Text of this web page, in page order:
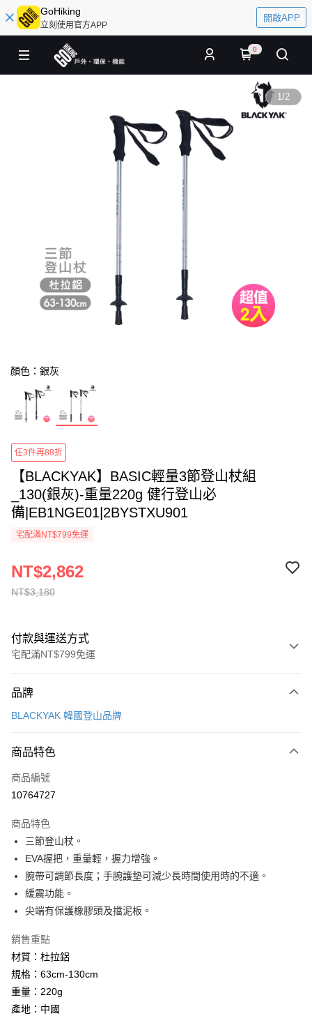
GoHiking
立刻使用官方APP
開啟APP
0
1/2
顏色：銀灰
任3件再88折
【BLACKYAK】BASIC輕量3節登山杖組
_130(銀灰)-重量220g 健行登山必
備|EB1NGE01|2BYSTXU901
宅配滿NT$799免運
NT$3,180
NT$2,862
付款與運送方式
宅配滿NT$799免運
信用卡一次付款
Apple Pay
街口支付
Google Pay
全盈+PAY
AFTEE先享後付
相關說明
【關於「AFTEE先享後付」】
便利好安心！
１．簡單：不需註冊會員、不需綁卡、不需儲值。
２．便利：只要手機號碼，簡訊認證，即可結帳。
３．安心：先確認商品／服務後，再付款。
【「AFTEE先享後付」結帳流程】
１．於結帳方式選擇「AFTEE先享後付」後，將跳轉至「AFTEE先享後付」
運送方式
宅配
每筆NT$70，滿NT$799(含以上)免運費
品牌
BLACKYAK 韓國登山品牌
商品特色
商品編號
10764727
商品特色
三節登山杖。
EVA握把，重量輕，握力增強。
腕帶可調節長度；手腕護墊可減少長時間使用時的不適。
緩震功能。
尖端有保護橡膠頭及擋泥板。
銷售重點
材質：杜拉鋁
規格：63cm-130cm
重量：220g
產地：中國